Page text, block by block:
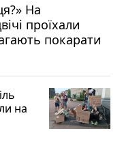
На
проїхали
покарати
на